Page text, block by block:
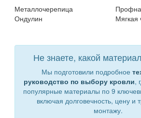
Металлочерепица
Ондулин
Мягкая
Не знаете, какой
Мы подготовили подробное
руководство по выбору кровли,
популярные материалы по 9
включая долговечность, цену и
монтажу.